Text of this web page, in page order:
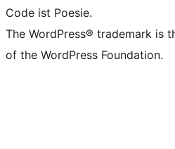
Code ist Poesie.
The WordPress® trademark is
of the WordPress Foundation.